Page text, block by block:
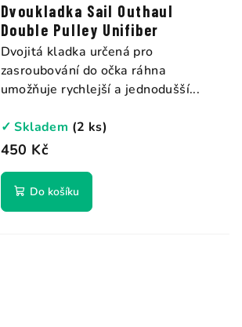
Dvoukladka Sail Outhaul
Double Pulley Unifiber
450 Kč
✓ Skladem (2 ks)
Do košíku
Dvojitá kladka určená pro
zasroubování do očka ráhna
umožňuje rychlejší a jednodušší...